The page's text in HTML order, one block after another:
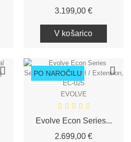
3.199,00 €Cena
V košarico
PO NAROČILU
EVOLVE
Evolve Econ Series...
2.699,00 €Cena